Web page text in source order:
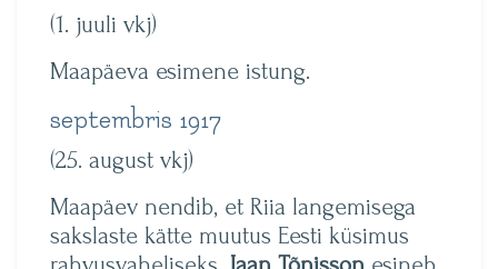
(1. juuli vkj)
Maapäeva esimene istung.
septembris 1917
(25. august vkj)
Maapäev nendib, et Riia langemisega
sakslaste kätte muutus Eesti küsimus